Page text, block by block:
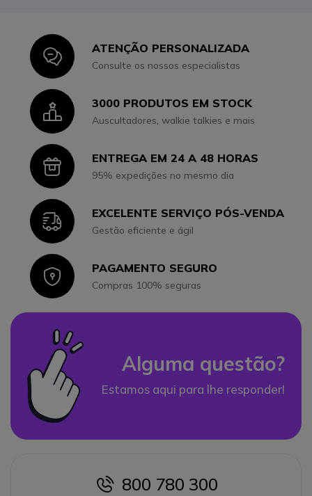
IconATENÇÃO PERSONALIZADA
Consulte os nossos especialistas
Icon3000 PRODUTOS EM STOCK
Auscultadores, walkie talkies e mais
IconENTREGA EM 24 A 48 HORAS
95% expedições no mesmo dia
IconEXCELENTE SERVIÇO PÓS-VENDA
Gestão eficiente e ágil
IconPAGAMENTO SEGURO
Compras 100% seguras
Alguma questão?
Estamos aqui para lhe responder!
icon
800 780 300